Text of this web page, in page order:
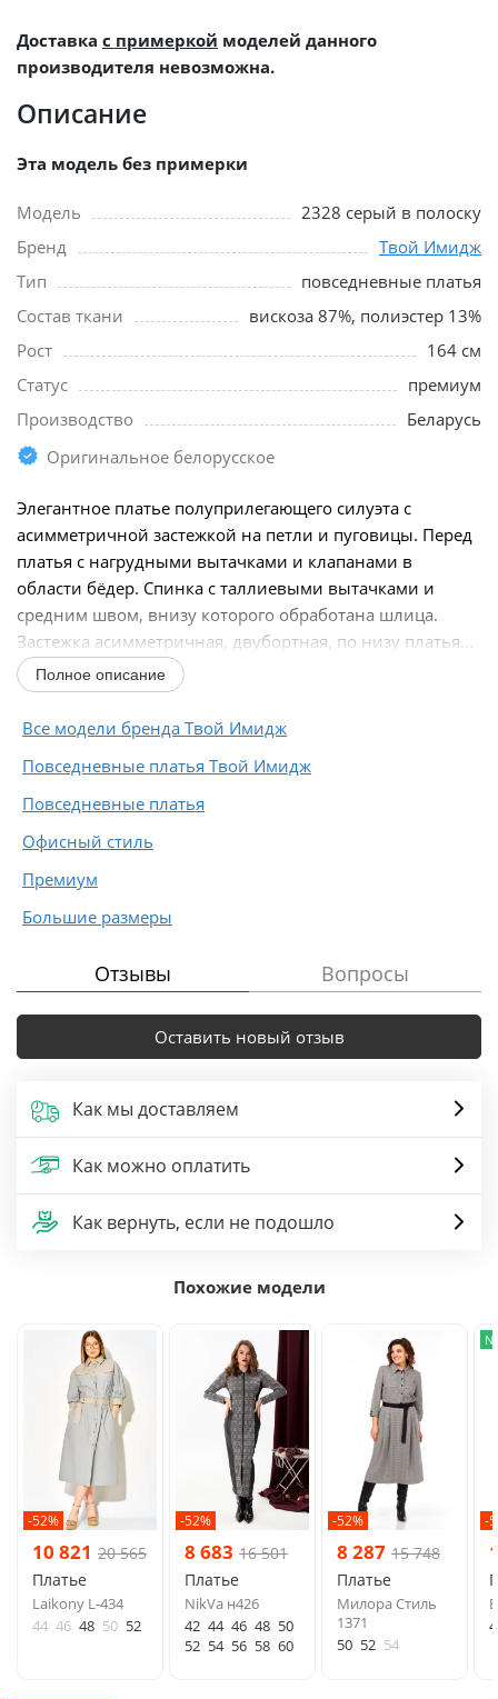
Доставка с примеркой моделей данного
производителя невозможна.
Описание
Эта модель без примерки
Модель
2328 серый в полоску
Бренд
Твой Имидж
Тип
повседневные платья
Состав ткани
вискоза 87%, полиэстер 13%
Рост
164 см
Статус
премиум
Производство
Беларусь
Оригинальное белорусское
Элегантное платье полуприлегающего силуэта с
асимметричной застежкой на петли и пуговицы. Перед
платья с нагрудными вытачками и клапанами в
области бёдер. Спинка с таллиевыми вытачками и
средним швом, внизу которого обработана шлица.
Застежка асимметричная, двубортная, по низу платья...
Полное описание
Все модели бренда Твой Имидж
Повседневные платья Твой Имидж
Повседневные платья
Офисный стиль
Премиум
Большие размеры
Отзывы Вопросы
Оставить новый отзыв
Как мы доставляем
Как можно оплатить
Как вернуть, если не подошло
Похожие модели
-52%
10 821 20 565
Платье
Laikony L-434
44 46 48 50 52
-52%
8 683 16 501
Платье
NikVa н426
42 44 46 48 50
52 54 56 58 60
-52%
8 287 15 748
Платье
Милора Стиль
1371
50 52 54
-